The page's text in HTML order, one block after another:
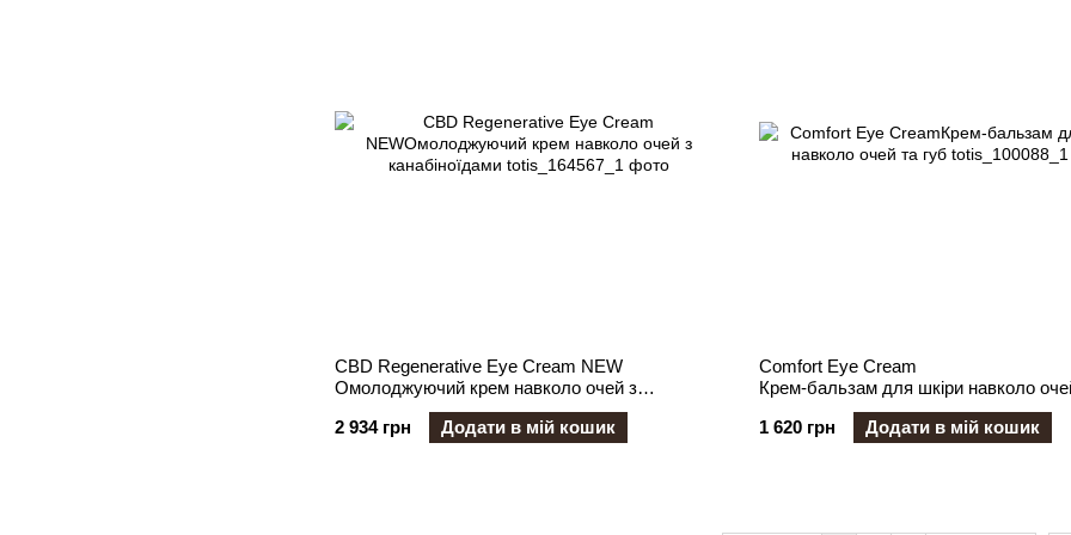
CBD Regenerative Eye Cream NEW
Омолоджуючий крем навколо очей з
канабіноїдами
2 934 грн
Додати в мій кошик
Comfort Eye Cream
Крем-бальзам для шкіри навколо
1 620 грн
Додати в мій кошик